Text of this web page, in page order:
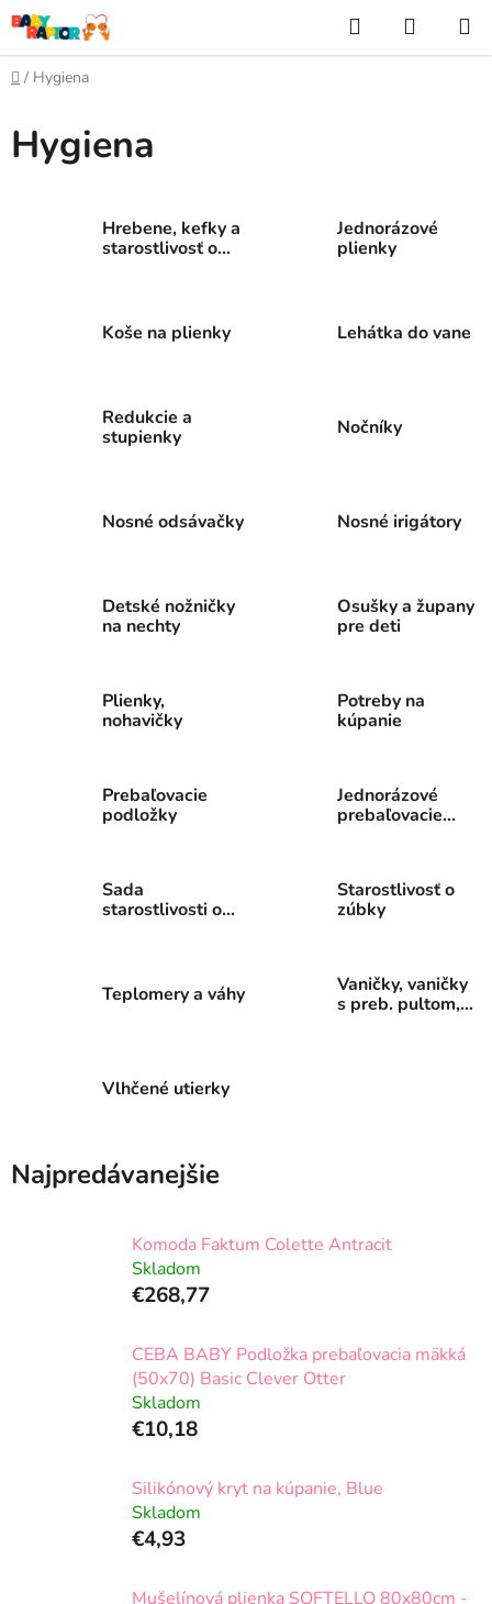
Prejsť
na
obsah
Hľadať
KOŠÍK
Domov
/ Hygiena
Hygiena
Hrebene, kefky a
starostlivosť o
Jednorázové
plienky
Koše na plienky Lehátka do vane
Redukcie a
stupienky
Nočníky
Nosné odsávačky Nosné irigátory
Detské nožničky
na nechty
Osušky a župany
pre deti
Plienky,
nohavičky
Potreby na
kúpanie
Prebaľovacie
podložky
Jednorázové
prebaľovacie
Sada
starostlivosti o
Starostlivosť o
zúbky
Teplomery a váhy
Vaničky, vaničky
s preb. pultom,
Vlhčené utierky
Najpredávanejšie
Komoda Faktum Colette Antracit
Skladom
€268,77
CEBA BABY Podložka prebaľovacia mäkká
(50x70) Basic Clever Otter
Skladom
€10,18
Silikónový kryt na kúpanie, Blue
Skladom
€4,93
Mušelínová plienka SOFTELLO 80x80cm -